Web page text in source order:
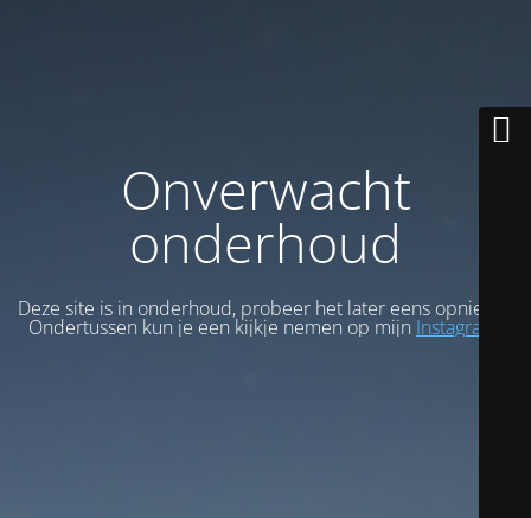
Onverwacht
onderhoud
Deze site is in onderhoud, probeer het later eens opnieuw.
Ondertussen kun je een kijkje nemen op mijn Instagram